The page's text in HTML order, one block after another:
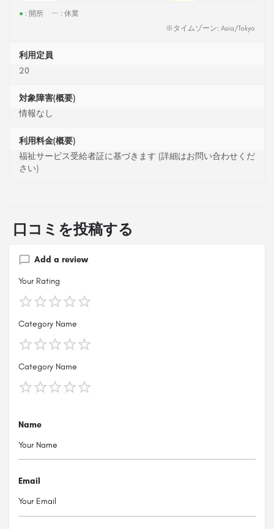
● : 開所 ー : 休業
※タイムゾーン: Asia/Tokyo
利用定員
20
対象障害(概要)
情報なし
利用料金(概要)
福祉サービス受給者証に基づきます (詳細はお問い合わせくだ
さい)
口コミを投稿する
Add a review
Your Rating
Category Name
Category Name
Name
Email